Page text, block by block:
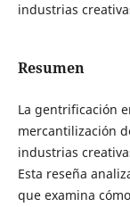
industrias
Resumen
La gentrificación
mercantilización
industrias
Esta reseña
que examina